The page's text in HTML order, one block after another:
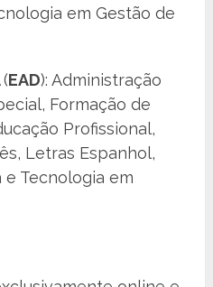
em Gestão de
(EAD): Administração
Formação de
Profissional,
Letras Espanhol,
e Tecnologia em